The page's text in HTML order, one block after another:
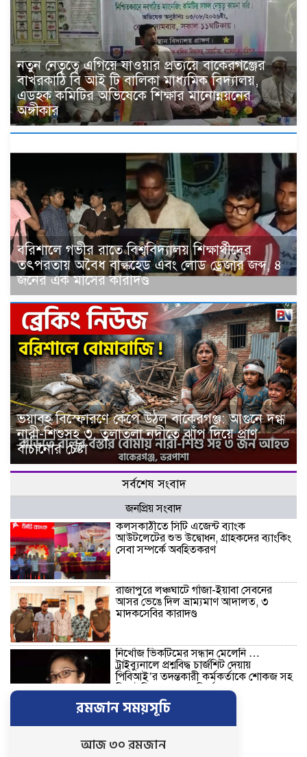
নতুন নেতৃত্বে এগিয়ে যাওয়ার প্রত্যয়ে বাকেরগঞ্জের
বাখরকাঠি বি আই টি বালিকা মাধ্যমিক বিদ্যালয়,
এডহক কমিটির অভিষেকে শিক্ষার মানোন্নয়নের
অঙ্গীকার
বরিশালে গভীর রাতে বিশ্ববিদ্যালয় শিক্ষার্থীদের
তৎপরতায় অবৈধ বাল্কহেড এবং লোড ড্রেজার জব্দ, ৪
জনের এক মাসের কারাদণ্ড
ভয়াবহ বিস্ফোরণে কেঁপে উঠল বাকেরগঞ্জ: আগুনে দগ্ধ
নারী-শিশুসহ ৩, তুলাতলা নদীতে ঝাঁপ দিয়ে প্রাণ
বাঁচানোর চেষ্টা
সর্বশেষ সংবাদ
জনপ্রিয় সংবাদ
কলসকাঠীতে সিটি এজেন্ট ব্যাংক
আউটলেটের শুভ উদ্বোধন, গ্রাহকদের ব্যাংকিং
সেবা সম্পর্কে অবহিতকরণ
রাজাপুরে লঞ্চঘাটে গাঁজা-ইয়াবা সেবনের
আসর ভেঙে দিল ভ্রাম্যমাণ আদালত, ৩
মাদকসেবির কারাদণ্ড
নিখোঁজ ভিকটিমের সন্ধান মেলেনি …
ট্রাইব্যুনালে প্রশ্নবিদ্ধ চার্জশিট দেয়ায়
পিবিআই’র তদন্তকারী কর্মকর্তাকে শোকজ সহ
সিআইডিকে তদন্তের নির্দেশ
নতুন নেতৃত্বে এগিয়ে যাওয়ার প্রত্যয়ে
বাকেরগঞ্জের বাখরকাঠি বি আই টি বালিকা
মাধ্যমিক বিদ্যালয়, এডহক কমিটির অভিষেকে
শিক্ষার মানোন্নয়নের অঙ্গীকার
রমজান সময়সূচি
আজ ৩০ রমজান